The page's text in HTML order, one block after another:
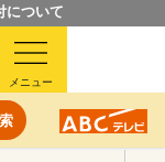
について
メニュー